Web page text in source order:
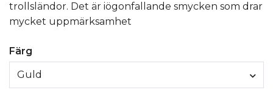
trollsländor. Det är iögonfallande smycken som drar
mycket uppmärksamhet
Färg
Guld